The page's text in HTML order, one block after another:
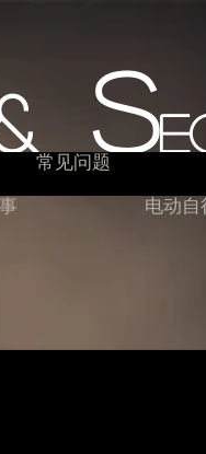
S
常见问题
电动自